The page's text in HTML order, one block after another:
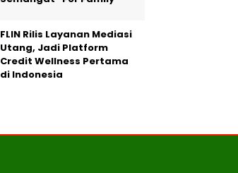
FLIN Rilis Layanan Mediasi
Utang, Jadi Platform
Credit Wellness Pertama
di Indonesia